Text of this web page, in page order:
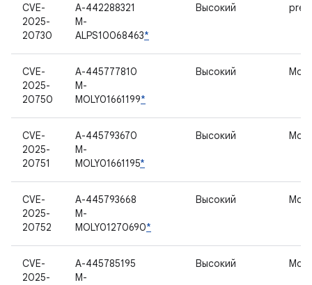
CVE-
2025-
20730
A-442288321
M-
ALPS10068463*
Высокий
CVE-
2025-
20750
A-445777810
M-
MOLY01661199*
Высокий
CVE-
2025-
20751
A-445793670
M-
MOLY01661195*
Высокий
CVE-
2025-
20752
A-445793668
M-
MOLY01270690*
Высокий
CVE-
2025-
A-445785195
M-
Высокий